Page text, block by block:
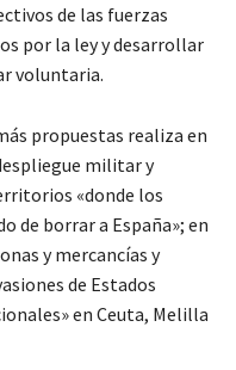
de las fuerzas
por la ley y desarrollar
voluntaria.
propuestas realiza en
militar y
«donde los
de borrar a España»; en
y mercancías y
de Estados
en Ceuta, Melilla